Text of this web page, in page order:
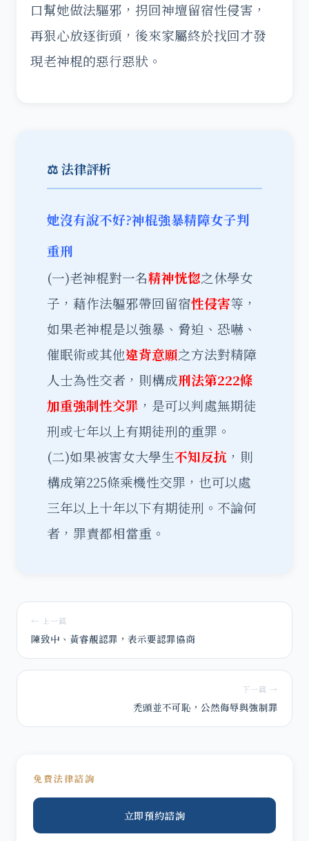
口幫她做法驅邪，拐回神壇留宿性侵害，
再狠心放逐街頭，後來家屬終於找回才發
現老神棍的惡行惡狀。
⚖️ 法律評析
她沒有說不好?神棍強暴精障女子判
重刑
(一)老神棍對一名精神恍惚之休學女
子，藉作法軀邪帶回留宿性侵害等，
如果老神棍是以強暴、脅迫、恐嚇、
催眠術或其他違背意願之方法對精障
人士為性交者，則構成刑法第222條
加重強制性交罪 ，是可以判處無期徒
刑或七年以上有期徒刑的重罪。
(二)如果被害女大學生不知反抗 ，則
構成第225條乘機性交罪，也可以處
三年以上十年以下有期徒刑。不論何
者，罪責都相當重。
← 上一篇
陳致中、黃睿靚認罪，表示要認罪協商
下一篇 →
禿頭並不可恥，公然侮辱與強制罪
免費法律諮詢
立即預約諮詢